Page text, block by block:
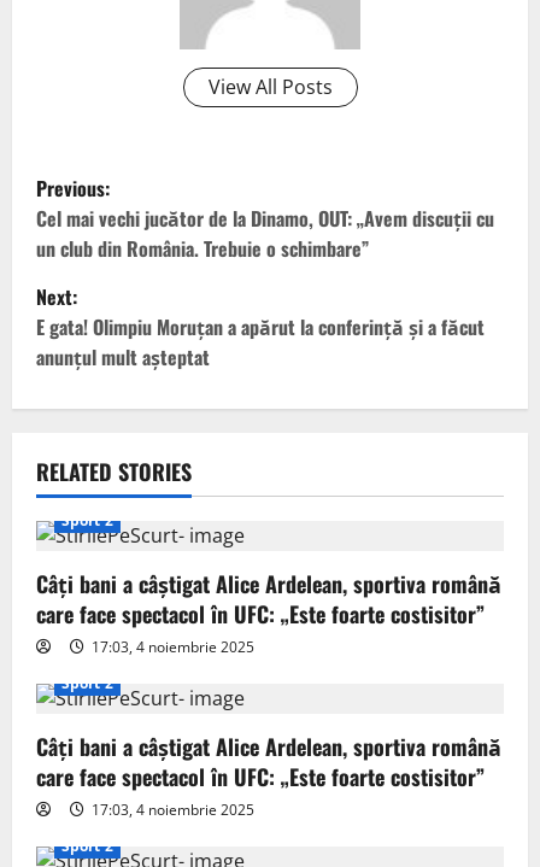
View All Posts
P
o
s
t
n
v
i
g
a
t
i
o
n
Previous:
Cel mai vechi jucător de la Dinamo, OUT: „Avem discuții cu
un club din România. Trebuie o schimbare”
Next:
E gata! Olimpiu Moruțan a apărut la conferință și a făcut
anunțul mult așteptat
RELATED STORIES
Sport 2
Câți bani a câștigat Alice Ardelean, sportiva română
care face spectacol în UFC: „Este foarte costisitor”
17:03, 4 noiembrie 2025
Sport 2
Câți bani a câștigat Alice Ardelean, sportiva română
care face spectacol în UFC: „Este foarte costisitor”
17:03, 4 noiembrie 2025
Sport 2